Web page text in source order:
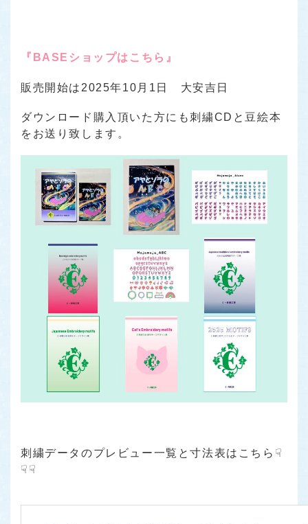
『BASEショップはこちら』
販売開始は2025年10月1日 大安吉日
ダウンロード購入頂いた方にも刺繍CDと豆絵本
をお送り致します。
刺繍データのプレビュー一覧と寸法表はこちら☟
☟☟